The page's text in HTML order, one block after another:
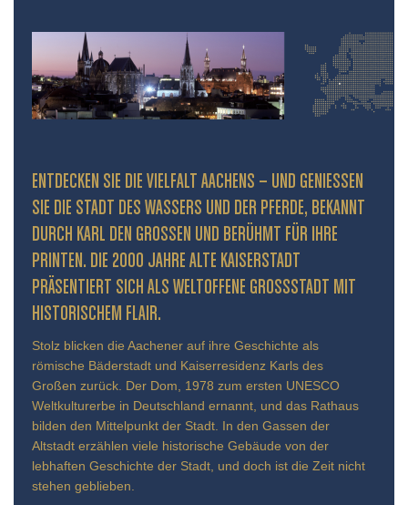
ENTDECKEN SIE DIE VIELFALT AACHENS – UND GENIESSEN S
IE DIE STADT DES WASSERS UND DER PFERDE, BEKANNT D
URCH KARL DEN GROSSEN UND BERÜHMT FÜR IHRE PR
INTEN. DIE 2000 JAHRE ALTE KAISERSTADT PR
ÄSENTIERT SICH ALS WELTOFFENE GROSSSTADT MIT HIS
TORISCHEM FLAIR.
Stolz blicken die Aachener auf ihre Geschichte als
römische Bäderstadt und Kaiserresidenz Karls des
Großen zurück. Der Dom, 1978 zum ersten UNESCO
Weltkulturerbe in Deutschland ernannt, und das Rathaus
bilden den Mittelpunkt der Stadt. In den Gassen der
Altstadt erzählen viele historische Gebäude von der
lebhaften Geschichte der Stadt, und doch ist die Zeit nicht
stehen geblieben.